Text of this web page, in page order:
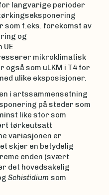
langvarige perioder
f.eks. forekomst av
og
UE
mikroklimatisk
som uLKM i T4 for
ulike eksposisjoner.
i artssammensetning
på steder som
like stor som
tørkeutsatt
variasjonen er
skjer en betydelig
enden (svært
det hovedsakelig
Schistidium som